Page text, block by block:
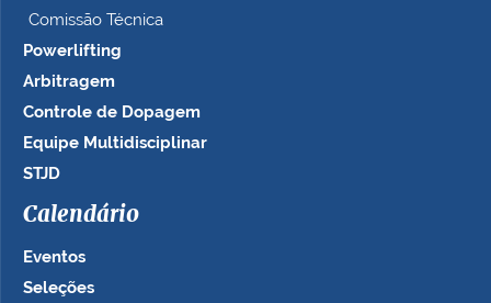
Comissão Técnica
Powerlifting
Arbitragem
Controle de Dopagem
Equipe Multidisciplinar
STJD
Calendário
Eventos
Seleções